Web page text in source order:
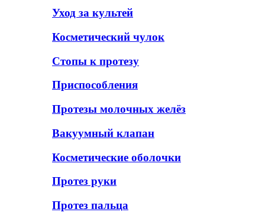
Уход за культей
Косметический чулок
Стопы к протезу
Приспособления
Протезы молочных желёз
Вакуумный клапан
Косметические оболочки
Протез руки
Протез пальца